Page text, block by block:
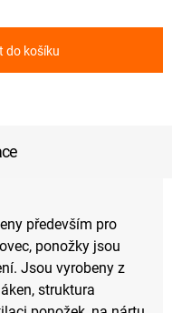
do košíku
především pro
ponožky jsou
Jsou vyrobeny z
struktura